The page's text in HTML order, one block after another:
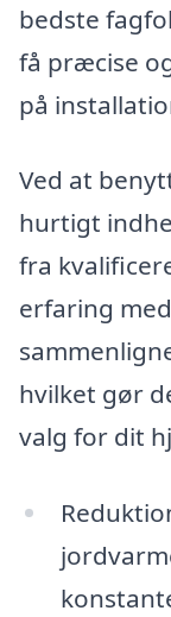
bedste
få præcise
på
Ved at
hurtigt
fra
erfaring
hvilket gør
valg for dit